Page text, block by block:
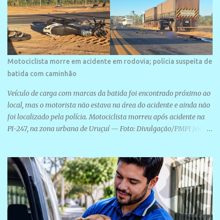
Motociclista morre em acidente em rodovia; polícia suspeita de
batida com caminhão
Veículo de carga com marcas da batida foi encontrado próximo ao
local, mas o motorista não estava na área do acidente e ainda não
foi localizado pela polícia. Motociclista morreu após acidente na
PI-247, na zona urbana de Uruçuí — Foto: Divulgação/PMPI João
A Polícia Militar informou que um caminhão com marcas de
colisão foi encontrado próximo ao local. Segundo o 10º Batalhão
da Polícia Militar (10º BPM), a equipe foi acionada por volta das 6h
para atender à ocorrência. Material de referência geográfica Ao
chegar ao local, os policiais constataram a morte do motociclista e